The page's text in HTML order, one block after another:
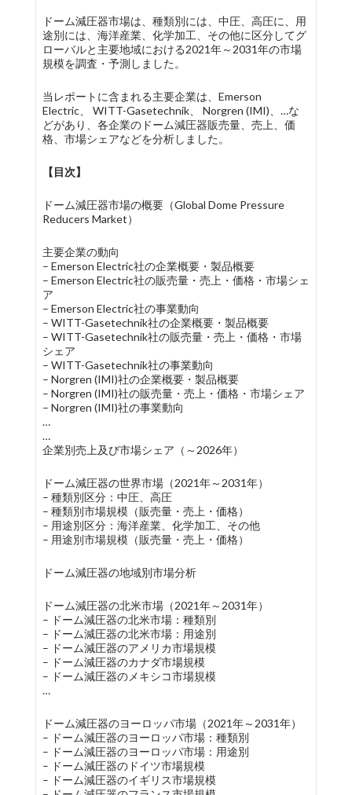
ドーム減圧器市場は、種類別には、中圧、高圧に、用
途別には、海洋産業、化学加工、その他に区分してグ
ローバルと主要地域における2021年～2031年の市場
規模を調査・予測しました。
当レポートに含まれる主要企業は、Emerson
Electric、 WITT-Gasetechnik、 Norgren (IMI)、…な
どがあり、各企業のドーム減圧器販売量、売上、価
格、市場シェアなどを分析しました。
【目次】
ドーム減圧器市場の概要（Global Dome Pressure
Reducers Market）
主要企業の動向
– Emerson Electric社の企業概要・製品概要
– Emerson Electric社の販売量・売上・価格・市場シェ
ア
– Emerson Electric社の事業動向
– WITT-Gasetechnik社の企業概要・製品概要
– WITT-Gasetechnik社の販売量・売上・価格・市場
シェア
– WITT-Gasetechnik社の事業動向
– Norgren (IMI)社の企業概要・製品概要
– Norgren (IMI)社の販売量・売上・価格・市場シェア
– Norgren (IMI)社の事業動向
…
…
企業別売上及び市場シェア（～2026年）
ドーム減圧器の世界市場（2021年～2031年）
– 種類別区分：中圧、高圧
– 種類別市場規模（販売量・売上・価格）
– 用途別区分：海洋産業、化学加工、その他
– 用途別市場規模（販売量・売上・価格）
ドーム減圧器の地域別市場分析
ドーム減圧器の北米市場（2021年～2031年）
– ドーム減圧器の北米市場：種類別
– ドーム減圧器の北米市場：用途別
– ドーム減圧器のアメリカ市場規模
– ドーム減圧器のカナダ市場規模
– ドーム減圧器のメキシコ市場規模
…
ドーム減圧器のヨーロッパ市場（2021年～2031年）
– ドーム減圧器のヨーロッパ市場：種類別
– ドーム減圧器のヨーロッパ市場：用途別
– ドーム減圧器のドイツ市場規模
– ドーム減圧器のイギリス市場規模